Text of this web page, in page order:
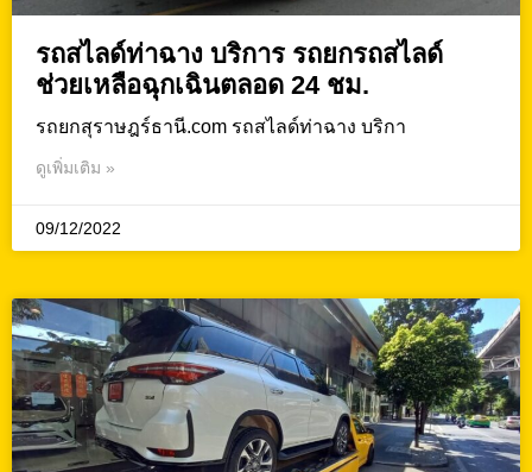
รถสไลด์ท่าฉาง บริการ รถยกรถสไลด์
ช่วยเหลือฉุกเฉินตลอด 24 ชม.
รถยกสุราษฎร์ธานี.com รถสไลด์ท่าฉาง บริกา
ดูเพิ่มเติม »
09/12/2022